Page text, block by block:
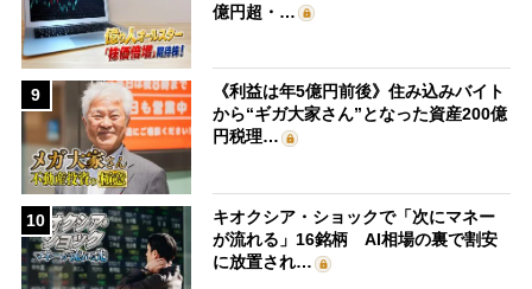
億円超・…
9
《利益は年5億円前後》住み込みバイト
から“ギガ大家さん”となった資産200億
円税理…
10
キオクシア・ショックで「次にマネー
が流れる」16銘柄 AI相場の裏で割安
に放置され…